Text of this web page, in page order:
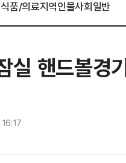
식품/의료지역인물사회일반
실 핸드볼경